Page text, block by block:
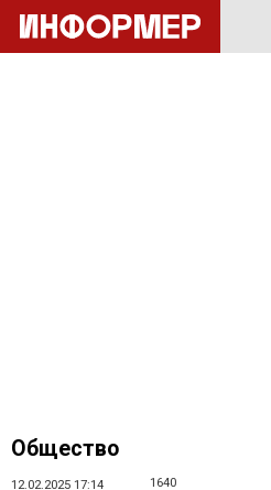
Общество
12.02.2025 17:14 1640